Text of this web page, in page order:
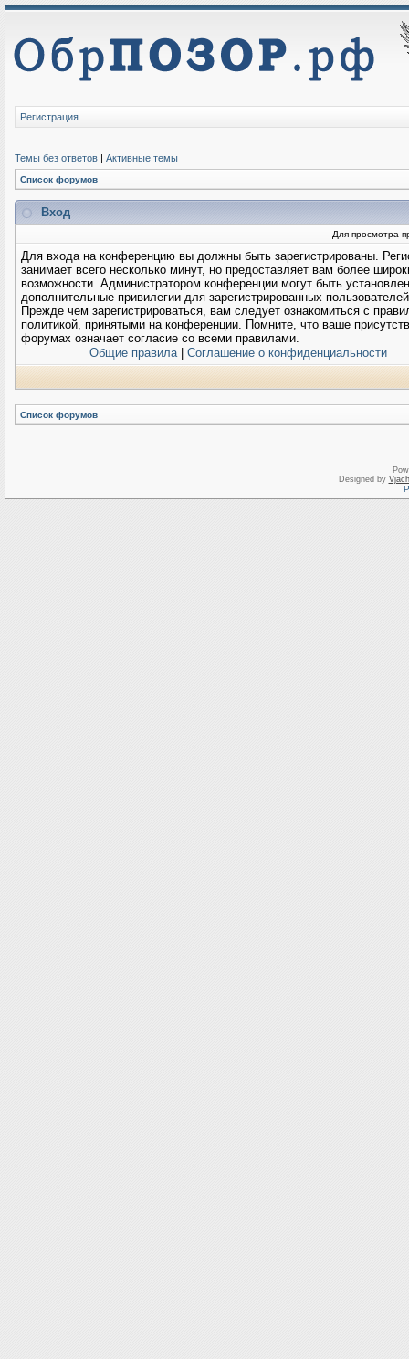
Регистрация
Темы без ответов | Активные темы
Список форумов
Вход
Для просмотра
Для входа на конференцию вы должны быть зарегистрированы.
занимает всего несколько минут, но предоставляет вам более
возможности. Администратором конференции могут быть
дополнительные привилегии для зарегистрированных
Прежде чем зарегистрироваться, вам следует ознакомиться с
политикой, принятыми на конференции. Помните, что ваше
форумах означает согласие со всеми правилами.
Общие правила| Соглашение о конфиденциальности
Список форумов
Designed by